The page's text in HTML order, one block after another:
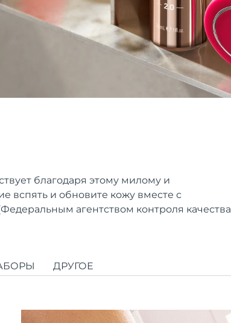
благодаря этому милому и
вспять и обновите кожу вместе с
агентством контроля качества
ДРУГОЕ